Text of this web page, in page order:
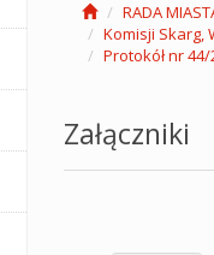
RADA
Komisji Skarg,
Protokół nr
Załączniki